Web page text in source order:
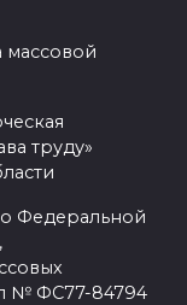
массовой
труду»
Федеральной
№ ФС77-84794